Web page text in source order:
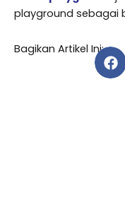
playground sebagai
Bagikan Artikel Ini: